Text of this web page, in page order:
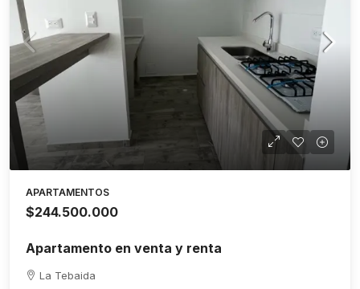
APARTAMENTOS
$244.500.000
Apartamento en venta y renta
La Tebaida